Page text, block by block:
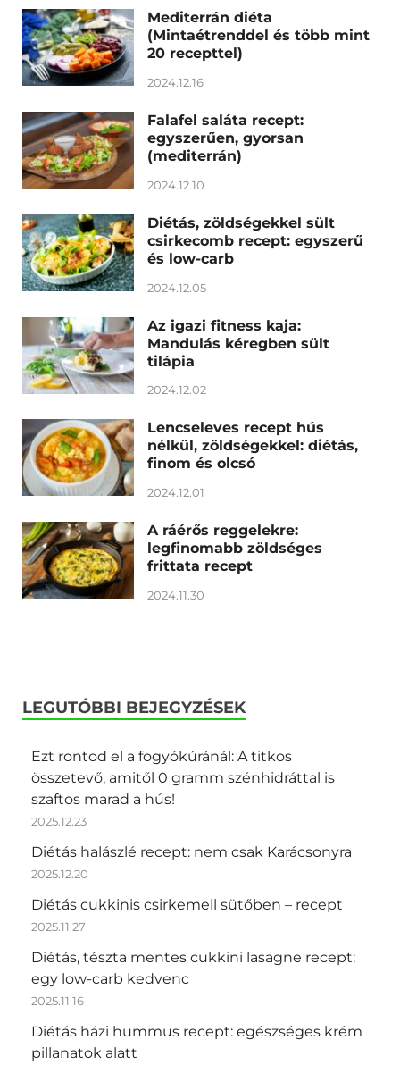
Mediterrán diéta
(Mintaétrenddel és több mint
20 recepttel)
2024.12.16
Falafel saláta recept:
egyszerűen, gyorsan
(mediterrán)
2024.12.10
Diétás, zöldségekkel sült
csirkecomb recept: egyszerű
és low-carb
2024.12.05
Az igazi fitness kaja:
Mandulás kéregben sült
tilápia
2024.12.02
Lencseleves recept hús
nélkül, zöldségekkel: diétás,
finom és olcsó
2024.12.01
A ráérős reggelekre:
legfinomabb zöldséges
frittata recept
2024.11.30
LEGUTÓBBI BEJEGYZÉSEK
Ezt rontod el a fogyókúránál: A titkos
összetevő, amitől 0 gramm szénhidráttal is
szaftos marad a hús!
2025.12.23
Diétás halászlé recept: nem csak Karácsonyra
2025.12.20
Diétás cukkinis csirkemell sütőben – recept
2025.11.27
Diétás, tészta mentes cukkini lasagne recept:
egy low-carb kedvenc
2025.11.16
Diétás házi hummus recept: egészséges krém
pillanatok alatt